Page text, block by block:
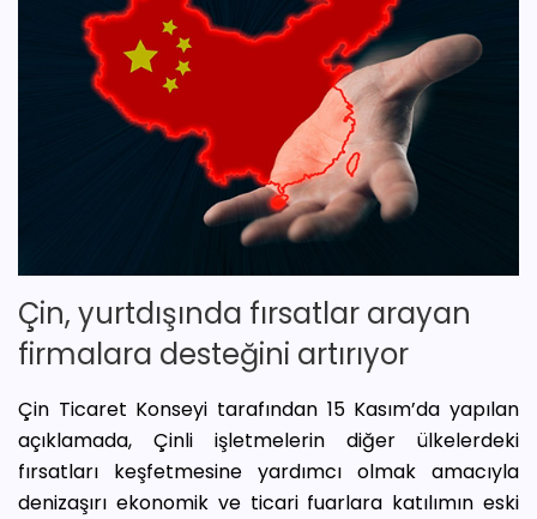
Çin, yurtdışında fırsatlar arayan
firmalara desteğini artırıyor
Çin Ticaret Konseyi tarafından 15 Kasım’da yapılan
açıklamada, Çinli işletmelerin diğer ülkelerdeki
fırsatları keşfetmesine yardımcı olmak amacıyla
denizaşırı ekonomik ve ticari fuarlara katılımın eski